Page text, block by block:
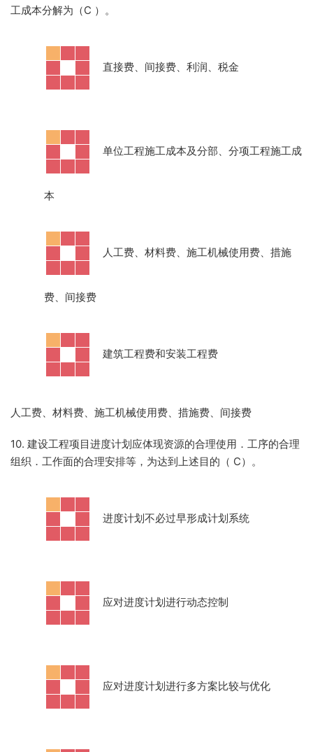
工成本分解为（C ）。
直接费、间接费、利润、税金
单位工程施工成本及分部、分项工程施工成
本
人工费、材料费、施工机械使用费、措施
费、间接费
建筑工程费和安装工程费
人工费、材料费、施工机械使用费、措施费、间接费
10. 建设工程项目进度计划应体现资源的合理使用．工序的合理
组织．工作面的合理安排等，为达到上述目的（ C）。
进度计划不必过早形成计划系统
应对进度计划进行动态控制
应对进度计划进行多方案比较与优化